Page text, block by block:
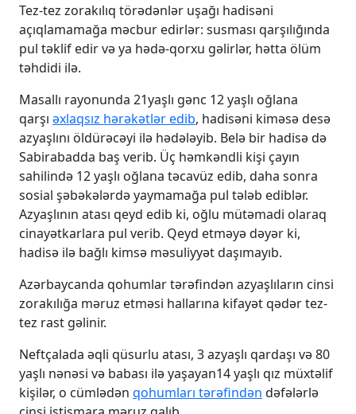
Tez-tez zorakılıq törədənlər uşağı hadisəni
açıqlamamağa məcbur edirlər: susması qarşılığında
pul təklif edir və ya hədə-qorxu gəlirlər, hətta ölüm
təhdidi ilə.
Masallı rayonunda 21yaşlı gənc 12 yaşlı oğlana
qarşı əxlaqsız hərəkətlər edib, hadisəni kiməsə desə
azyaşlını öldürəcəyi ilə hədələyib. Belə bir hadisə də
Sabirabadda baş verib. Üç həmkəndli kişi çayın
sahilində 12 yaşlı oğlana təcavüz edib, daha sonra
sosial şəbəkələrdə yaymamağa pul tələb ediblər.
Azyaşlının atası qeyd edib ki, oğlu mütəmadi olaraq
cinayətkarlara pul verib. Qeyd etməyə dəyər ki,
hadisə ilə bağlı kimsə məsuliyyət daşımayıb.
Azərbaycanda qohumlar tərəfindən azyaşlıların cinsi
zorakılığa məruz etməsi hallarına kifayət qədər tez-
tez rast gəlinir.
Neftçalada əqli qüsurlu atası, 3 azyaşlı qardaşı və 80
yaşlı nənəsi və babası ilə yaşayan14 yaşlı qız müxtəlif
kişilər, o cümlədən qohumları tərəfindən dəfələrlə